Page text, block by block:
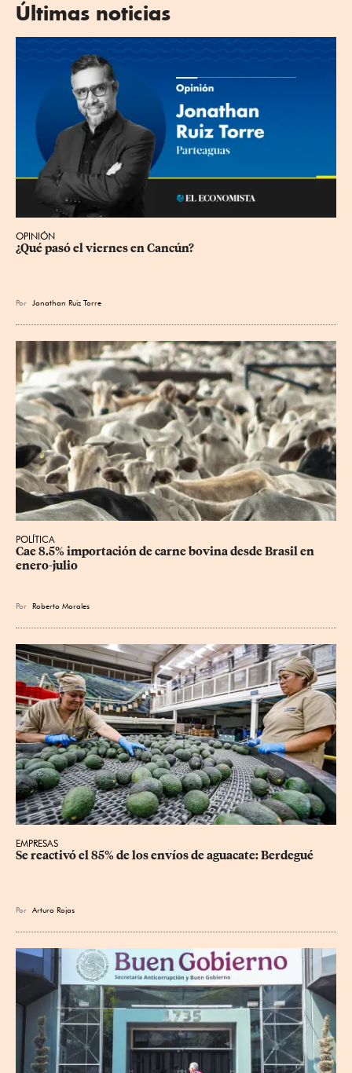
Últimas noticias
OPINIÓN
¿Qué pasó el viernes en Cancún?
Por Jonathan Ruiz Torre
POLÍTICA
Cae 8.5% importación de carne bovina desde Brasil en
enero-julio
Por Roberto Morales
EMPRESAS
Se reactivó el 85% de los envíos de aguacate: Berdegué
Por Arturo Rojas